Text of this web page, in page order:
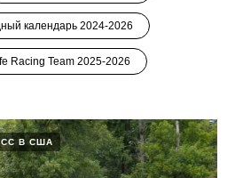
календарь 2024-2026
Racing Team 2025-2026
В США